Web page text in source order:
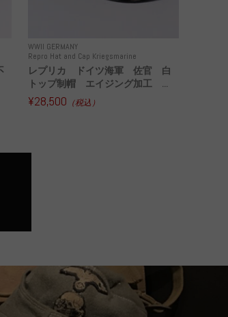
WWII GERMANY
Repro Hat and Cap Kriegsmarine
レプリカ ドイツ海軍 佐官 白
トップ制帽 エイジング加工 ...
¥28,500 （税込）